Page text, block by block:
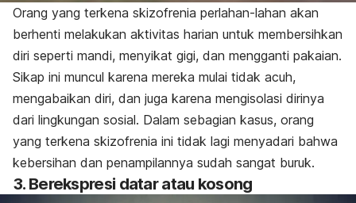
Orang yang terkena skizofrenia perlahan-lahan akan
berhenti melakukan aktivitas harian untuk membersihkan
diri seperti mandi, menyikat gigi, dan mengganti pakaian.
Sikap ini muncul karena mereka mulai tidak acuh,
mengabaikan diri, dan juga karena mengisolasi dirinya
dari lingkungan sosial. Dalam sebagian kasus, orang
yang terkena skizofrenia ini tidak lagi menyadari bahwa
kebersihan dan penampilannya sudah sangat buruk.
3. Berekspresi datar atau kosong